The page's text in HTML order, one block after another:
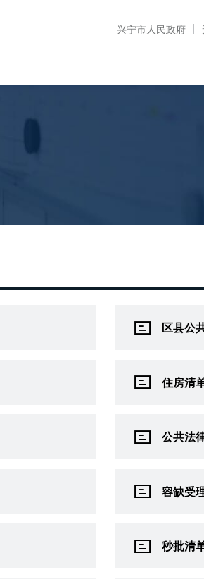
兴宁市人民政府
区县公
住房清
公共法
容缺受
秒批清